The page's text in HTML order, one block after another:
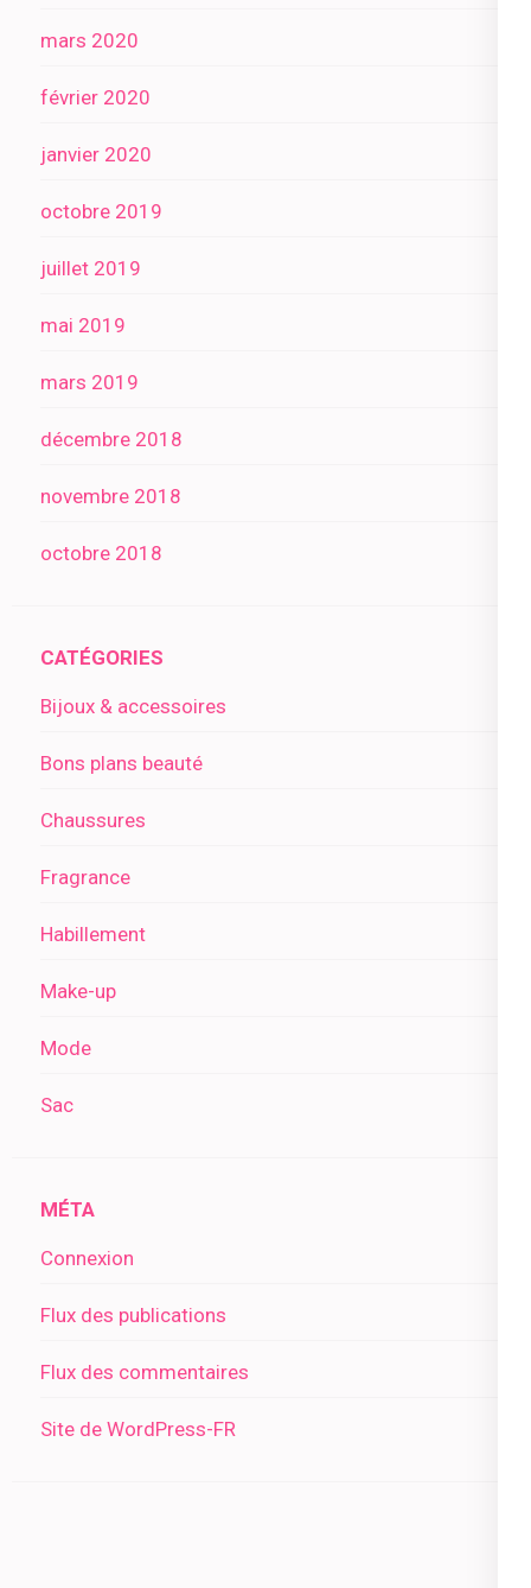
mars 2020
février 2020
janvier 2020
octobre 2019
juillet 2019
mai 2019
mars 2019
décembre 2018
novembre 2018
octobre 2018
CATÉGORIES
Bijoux & accessoires
Bons plans beauté
Chaussures
Fragrance
Habillement
Make-up
Mode
Sac
MÉTA
Connexion
Flux des publications
Flux des commentaires
Site de WordPress-FR